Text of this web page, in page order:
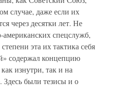
случае, даже если их
через десятки лет. Не
американских спецслужб,
эта их тактика себя
содержал концепцию
изнутри, так и на
Здесь были тезисы и о